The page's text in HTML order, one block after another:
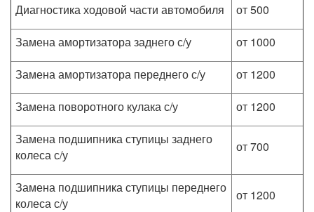
Диагностика ходовой части автомобиля
от 500
Замена амортизатора заднего с/у
от 1000
Замена амортизатора переднего с/у
от 1200
Замена поворотного кулака с/у
от 1200
Замена подшипника ступицы заднего
колеса с/у
от 700
Замена подшипника ступицы переднего
колеса с/у
от 1200